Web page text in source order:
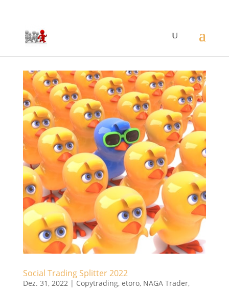
Social Trading Splitter 2022
Dez. 31, 2022| Copytrading, etoro, NAGA Trader,